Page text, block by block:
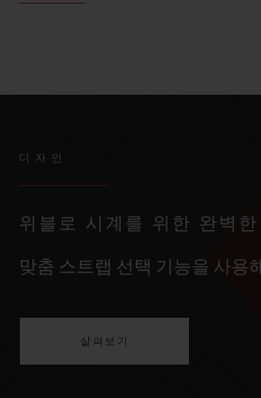
디자인
위블로 시계를 위한 완벽한
맞춤 스트랩 선택 기능을 사용
살펴보기